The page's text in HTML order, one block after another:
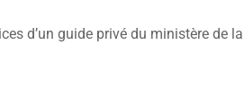
d’un guide privé du ministère